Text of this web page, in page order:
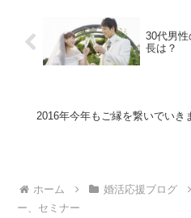
30代男
長は？
2016年今年もご縁を繋いでいき
ホーム 婚活応援ブログ
ー、セミナー